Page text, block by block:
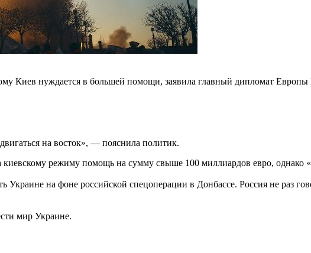
Киев нуждается в большей помощи, заявила главный дипломат
на восток», — пояснила политик.
киевскому режиму помощь на сумму свыше 100 миллиардов евро, однако
Украине на фоне российской спецоперации в Донбассе. Россия не раз
мир Украине.